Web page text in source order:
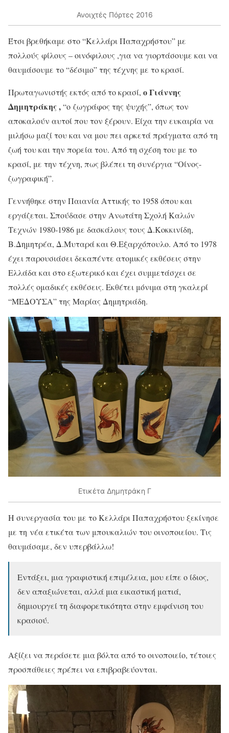
Ανοιχτές Πόρτες 2016
Έτσι βρεθήκαμε στο “Κελλάρι Παπαχρήστου” με
πολλούς φίλους – οινόφιλους ,για να γιορτάσουμε και να
θαυμάσουμε το “δέσιμο” της τέχνης με το κρασί.
Πρωταγωνιστής εκτός από το κρασί, ο Γιάννης
Δημητράκης ,“ο ζωγράφος της ψυχής”, όπως τον
αποκαλούν αυτοί που τον ξέρουν. Είχα την ευκαιρία να
μιλήσω μαζί του και να μου πει αρκετά πράγματα από τη
ζωή του και την πορεία του. Από τη σχέση του με το
κρασί, με την τέχνη, πως βλέπει τη συνέργια “Οίνος-
ζωγραφική”.
Γεννήθηκε στην Παιανία Αττικής το 1958 όπου και
εργάζεται. Σπούδασε στην Ανωτάτη Σχολή Καλών
Τεχνών 1980-1986 με δασκάλους τους Δ.Κοκκινίδη,
Β.Δημητρέα, Δ.Μυταρά και Θ.Εξαρχόπουλο. Από το 1978
έχει παρουσιάσει δεκαπέντε ατομικές εκθέσεις στην
Ελλάδα και στο εξωτερικό και έχει συμμετάσχει σε
πολλές ομαδικές εκθέσεις. Εκθέτει μόνιμα στη γκαλερί
“ΜΕΔΟΥΣΑ” της Μαρίας Δημητριάδη.
Ετικέτα Δημητράκη Γ
Η συνεργασία του με το Κελλάρι Παπαχρήστου ξεκίνησε
με τη νέα ετικέτα των μπουκαλιών του οινοποιείου. Τις
θαυμάσαμε, δεν υπερβάλλω!
Εντάξει, μια γραφιστική επιμέλεια, μου είπε ο ίδιος,
δεν απαξιώνεται, αλλά μια εικαστική ματιά,
δημιουργεί τη διαφορετικότητα στην εμφάνιση του
κρασιού.
Αξίζει να περάσετε μια βόλτα από το οινοποιείο, τέτοιες
προσπάθειες πρέπει να επιβραβεύονται.